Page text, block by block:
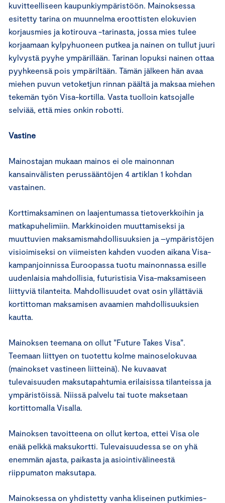
kuvitteelliseen kaupunkiympäristöön. Mainoksessa
esitetty tarina on muunnelma eroottisten elokuvien
korjausmies ja kotirouva -tarinasta, jossa mies tulee
korjaamaan kylpyhuoneen putkea ja nainen on tullut juuri
kylvystä pyyhe ympärillään. Tarinan lopuksi nainen ottaa
pyyhkeensä pois ympäriltään. Tämän jälkeen hän avaa
miehen puvun vetoketjun rinnan päältä ja maksaa miehen
tekemän työn Visa-kortilla. Vasta tuolloin katsojalle
selviää, että mies onkin robotti.
Vastine
Mainostajan mukaan mainos ei ole mainonnan
kansainvälisten perussääntöjen 4 artiklan 1 kohdan
vastainen.
Korttimaksaminen on laajentumassa tietoverkkoihin ja
matkapuhelimiin. Markkinoiden muuttamiseksi ja
muuttuvien maksamismahdollisuuksien ja –ympäristöjen
visioimiseksi on viimeisten kahden vuoden aikana Visa-
kampanjoinnissa Euroopassa tuotu mainonnassa esille
uudenlaisia mahdollisia, futuristisia Visa-maksamiseen
liittyviä tilanteita. Mahdollisuudet ovat osin yllättäviä
kortittoman maksamisen avaamien mahdollisuuksien
kautta.
Mainoksen teemana on ollut ”Future Takes Visa”.
Teemaan liittyen on tuotettu kolme mainoselokuvaa
(mainokset vastineen liitteinä). Ne kuvaavat
tulevaisuuden maksutapahtumia erilaisissa tilanteissa ja
ympäristöissä. Niissä palvelu tai tuote maksetaan
kortittomalla Visalla.
Mainoksen tavoitteena on ollut kertoa, ettei Visa ole
enää pelkkä maksukortti. Tulevaisuudessa se on yhä
enemmän ajasta, paikasta ja asiointivälineestä
riippumaton maksutapa.
Mainoksessa on yhdistetty vanha kliseinen putkimies-